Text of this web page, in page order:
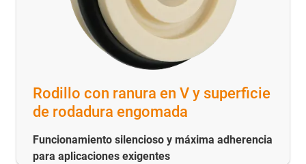
Rodillo con ranura en V y superficie
de rodadura engomada
Funcionamiento silencioso y máxima adherencia
para aplicaciones exigentes